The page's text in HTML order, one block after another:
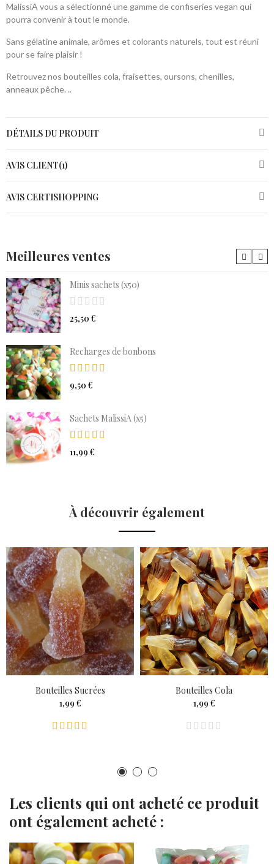
MalissiA vous a sélectionné une gamme de confiseries vegan qui
pourra convenir à tout le monde.
Sans gélatine animale, arômes et colorants naturels, tout est réuni
pour se faire plaisir !
Retrouvez nos bouteilles cola, fraisettes, oursons, chenilles,
anneaux pêche. ..
DÉTAILS DU PRODUIT
AVIS CLIENT(1)
AVIS CERTISHOPPING
Meilleures ventes
Minis sachets (x50)
25,50 €
Recharges de bonbons
9,50 €
Sachets MalissiA (x5)
11,99 €
À découvrir également
Bouteilles Sucrées
1,99 €
Bouteilles Cola
1,99 €
Les clients qui ont acheté ce produit
ont également acheté :